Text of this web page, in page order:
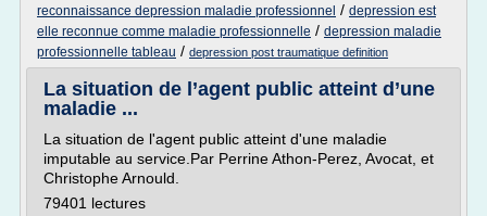
reconnaissance depression maladie professionnel / depression est
elle reconnue comme maladie professionnelle / depression maladie
professionnelle tableau / depression post traumatique definition
La situation de l’agent public atteint d’une
maladie ...
La situation de l'agent public atteint d'une maladie
imputable au service.Par Perrine Athon-Perez, Avocat, et
Christophe Arnould.
79401 lectures